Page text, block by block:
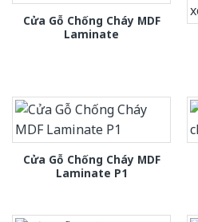
Cửa Gỗ Chống Cháy MDF
Laminate
Cửa Gỗ Chống Cháy MDF
Laminate P1